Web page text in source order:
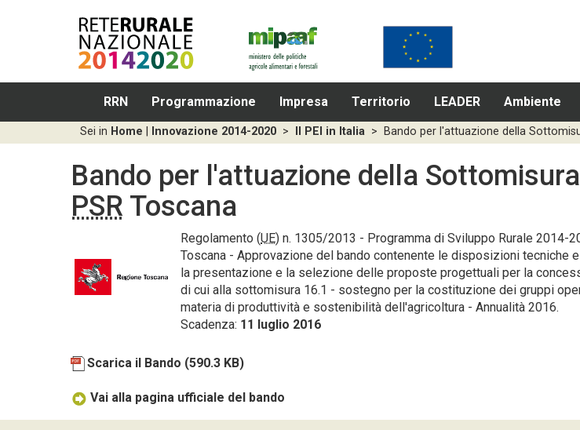
RRN Programmazione Impresa Territorio LEADER Ambiente
Sei in Home Innovazione 2014-2020 > Il PEI in Italia > Bando per l'attuazione della
Bando per l'attuazione della
PSR Toscana
Regolamento (UE) n. 1305/2013 - Programma di Sviluppo Rurale 2014-
Toscana - Approvazione del bando contenente le disposizioni tecniche
la presentazione e la selezione delle proposte progettuali per la
di cui alla sottomisura 16.1 - sostegno per la costituzione dei gruppi
materia di produttività e sostenibilità dell'agricoltura - Annualità 2016.
Scadenza: 11 luglio 2016
Scarica il Bando (590.3 KB)
Vai alla pagina ufficiale del bando